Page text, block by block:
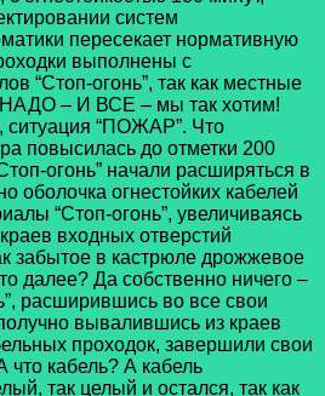
систем
пересекает нормативную
выполнены с
“Стоп-огонь”, так как местные
НАДО – И ВСЕ – мы так хотим!
ситуация “ПОЖАР”. Что
повысилась до отметки 200
огонь” начали расширяться в
оболочка огнестойких кабелей
“Стоп-огонь”, увеличиваясь
входных отверстий
забытое в кастрюле дрожжевое
далее? Да собственно ничего –
расширившись во все свои
вывалившись из краев
проходок, завершили свои
кабель? А кабель
так целый и остался, так как